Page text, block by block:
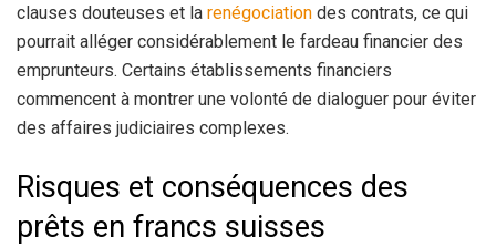
clauses douteuses et la renégociation des contrats, ce qui
pourrait alléger considérablement le fardeau financier des
emprunteurs. Certains établissements financiers
commencent à montrer une volonté de dialoguer pour éviter
des affaires judiciaires complexes.
Risques et conséquences des
prêts en francs suisses